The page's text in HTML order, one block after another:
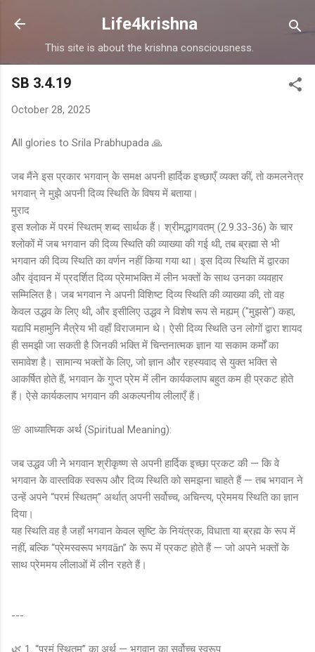
Skip to main content
Life4krishna
This site is about the krishna consciousness.
SB 3.4.19
October 28, 2025
All glories to Srila Prabhupada 🙏
जब मैंने इस प्रकार भगवान् के समक्ष अपनी हार्दिक इच्छाएँ व्यक्त कीं, तो कमलनेत्र
भगवान् ने मुझे अपनी दिव्य स्थिति के विषय में बताया।
मुराद
इस श्लोक में परमं स्थितम् शब्द सार्थक हैं। श्रीमद्भागवतम् (2.9.33-36) के चार
श्लोकों में जब भगवान की दिव्य स्थिति की व्याख्या की गई थी, तब ब्रह्मा से भी
भगवान की दिव्य स्थिति का वर्णन नहीं किया गया था। इस दिव्य स्थिति में द्वारका
और वृंदावन में प्रदर्शित दिव्य प्रेमाभक्ति में लीन भक्तों के साथ उनका व्यवहार
सम्मिलित है। जब भगवान ने अपनी विशिष्ट दिव्य स्थिति की व्याख्या की, तो वह
केवल उद्धव के लिए थी, और इसीलिए उद्धव ने विशेष रूप से मह्यम् ("मुझसे") कहा,
यद्यपि महामुनि मैत्रेय भी वहाँ विराजमान थे। ऐसी दिव्य स्थिति उन लोगों द्वारा शायद
ही समझी जा सकती है जिनकी भक्ति में चिन्तनात्मक ज्ञान या सकाम कर्मों का
समावेश है। सामान्य भक्तों के लिए, जो ज्ञान और रहस्यवाद से युक्त भक्ति से
आकर्षित होते हैं, भगवान के गुप्त प्रेम में लीन कार्यकलाप बहुत कम ही प्रकट होते
हैं। ऐसे कार्यकलाप भगवान की अकल्पनीय लीलाएँ हैं।
🌸 आध्यात्मिक अर्थ (Spiritual Meaning):
जब उद्धव जी ने भगवान श्रीकृष्ण से अपनी हार्दिक इच्छा प्रकट की — कि वे
भगवान के वास्तविक स्वरूप और दिव्य स्थिति को समझना चाहते हैं — तब भगवान ने
उन्हें अपने “परमं स्थितम्” अर्थात् अपनी सर्वोच्च, अचिन्त्य, प्रेममय स्थिति का ज्ञान
दिया।
यह स्थिति वह है जहाँ भगवान केवल सृष्टि के नियंत्रक, विधाता या ब्रह्म के रूप में
नहीं, बल्कि “प्रेमस्वरूप भगवān” के रूप में प्रकट होते हैं — जो अपने भक्तों के
साथ प्रेममय लीलाओं में लीन रहते हैं।
---
🌿 1. “परमं स्थितम्” का अर्थ — भगवान का सर्वोच्च स्वरूप